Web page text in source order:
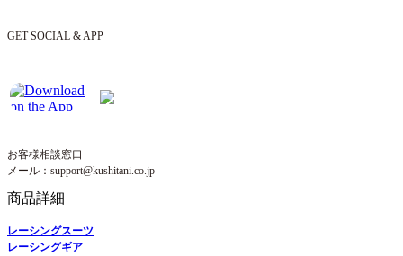
GET SOCIAL & APP
お客様相談窓口
メール：support@kushitani.co.jp
商品詳細
レーシングスーツ
レーシングギア